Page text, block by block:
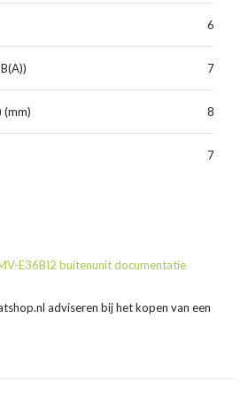
60
70
(mm)
72,0
E36BI2 buitenunit documentatie
adviseren bij het kopen van een